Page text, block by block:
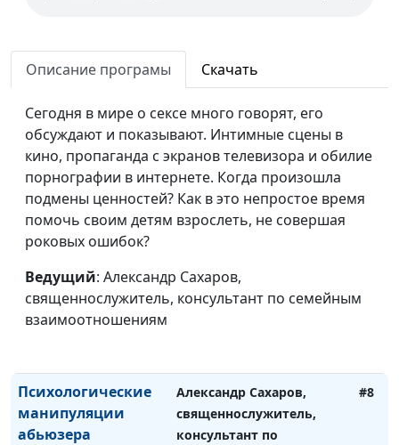
Описание програмы Скачать
Сегодня в мире о сексе много говорят, его
обсуждают и показывают. Интимные сцены в
кино, пропаганда с экранов телевизора и обилие
порнографии в интернете. Когда произошла
подмены ценностей? Как в это непростое время
помочь своим детям взрослеть, не совершая
роковых ошибок?
Ведущий: Александр Сахаров,
священнослужитель, консультант по семейным
взаимоотношениям
абьюзером?
взаимоотношениям
уйти от абьюзера?
Александр Сахаров,
священнослужитель,
консультант по семейным
взаимоотношениям
#11
Абьюзинг: как
выключить эмоции
и включить разум
Александр Сахаров,
священнослужитель,
консультант по семейным
Как восстановиться
после абьюзивных
Александр Сахаров,
священнослужитель,
#9
Психологические
манипуляции
абьюзера
Александр Сахаров,
священнослужитель,
консультант по
#8